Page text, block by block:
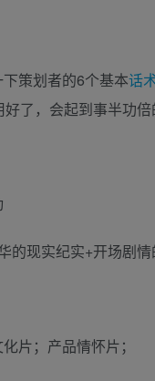
策划者的6个基本话
了，会起到事半功倍
现实纪实+开场剧情
片；产品情怀片；